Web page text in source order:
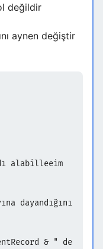
değildir
aynen değiştir
alabilleeim
dayandığını
& " de